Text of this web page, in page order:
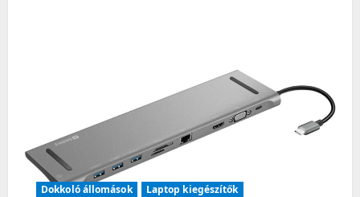
Dokkoló állomások
Laptop kiegészítők